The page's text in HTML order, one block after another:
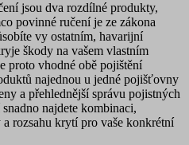
jsou dva rozdílné produkty,
povinné ručení je ze zákona
vy ostatním, havarijní
škody na vašem vlastním
proto vhodné obě pojištění
najednou u jedné pojišťovny
a přehlednější správu pojistných
najdete kombinaci,
rozsahu krytí pro vaše konkrétní